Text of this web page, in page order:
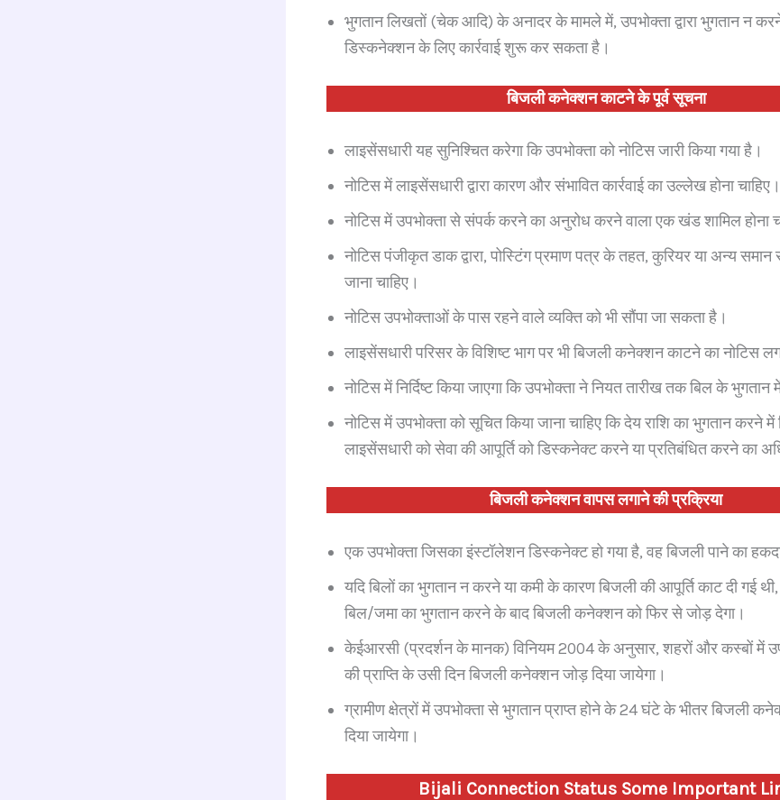
भुगतान लिखतों (चेक आदि) के अनादर के मामले में, उपभोक्ता द्वारा भुगतान न
डिस्कनेक्शन के लिए कार्रवाई शुरू कर सकता है।
बिजली कनेक्शन काटने के पूर्व सूचना
लाइसेंसधारी यह सुनिश्चित करेगा कि उपभोक्ता को नोटिस जारी किया गया है।
नोटिस में लाइसेंसधारी द्वारा कारण और संभावित कार्रवाई का उल्लेख होना चाहिए।
नोटिस में उपभोक्ता से संपर्क करने का अनुरोध करने वाला एक खंड शामिल होना
नोटिस पंजीकृत डाक द्वारा, पोस्टिंग प्रमाण पत्र के तहत, कुरियर या अन्य समान
जाना चाहिए।
नोटिस उपभोक्ताओं के पास रहने वाले व्यक्ति को भी सौंपा जा सकता है।
लाइसेंसधारी परिसर के विशिष्ट भाग पर भी बिजली कनेक्शन काटने का नोटिस
नोटिस में निर्दिष्ट किया जाएगा कि उपभोक्ता ने नियत तारीख तक बिल के
नोटिस में उपभोक्ता को सूचित किया जाना चाहिए कि देय राशि का भुगतान करने
लाइसेंसधारी को सेवा की आपूर्ति को डिस्कनेक्ट करने या प्रतिबंधित करने का
बिजली कनेक्शन वापस लगाने की प्रक्रिया
एक उपभोक्ता जिसका इंस्टॉलेशन डिस्कनेक्ट हो गया है, वह बिजली पाने का
यदि बिलों का भुगतान न करने या कमी के कारण बिजली की आपूर्ति काट दी गई
बिल/जमा का भुगतान करने के बाद बिजली कनेक्शन को फिर से जोड़ देगा।
केईआरसी (प्रदर्शन के मानक) विनियम 2004 के अनुसार, शहरों और कस्बों में
की प्राप्ति के उसी दिन बिजली कनेक्शन जोड़ दिया जायेगा।
ग्रामीण क्षेत्रों में उपभोक्ता से भुगतान प्राप्त होने के 24 घंटे के भीतर बिजली
दिया जायेगा।
Bijali Connection Status Some Important